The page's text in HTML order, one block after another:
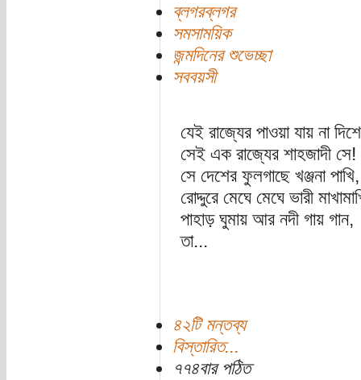
ব্লগরব্লগর
সমসাময়িক
জন্মদিনের শুভেচ্ছা
সববয়সী
যেই রাজ্যের পাওয়া যায় না
সেই এক রাজ্যের শাহজাদী সে!
সে দেশের ফুলগাছে খঞ্জনা পাখি,
রোদ্দুরে মেঘে মেঘে ভারী
পাহাড় ঘুমায় আর নদী গায় গান,
তা...
৪২টি মন্তব্য
বিস্তারিত...
৭৭৪বার পঠিত